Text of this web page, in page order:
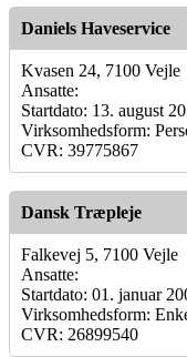
Daniels Haveservice
Kvasen 24, 7100 Vejle
Ansatte:
Startdato: 13. august
Virksomhedsform:
CVR: 39775867
Dansk Træpleje
Falkevej 5, 7100 Vejle
Ansatte:
Startdato: 01. januar
Virksomhedsform:
CVR: 26899540